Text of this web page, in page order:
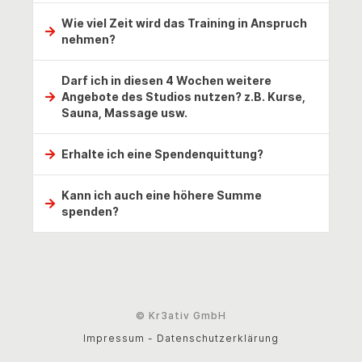
Voraussetzungen mitbringen.
Wie viel Zeit wird das Training in Anspruch
nehmen?
Gesundheitscoach individuell für dich zusammengestellt
und dauert maximal 45 Minuten.
Darf ich in diesen 4 Wochen weitere
Angebote des Studios nutzen? z.B. Kurse,
Sauna, Massage usw.
variiert und somit kannst du es gern mit deinem
ausgewählten Studio absprechen.
Erhalte ich eine Spendenquittung?
gestaffelt dem Sonnenstrahl e.V.. Im Anschluss erstellt
der Verein Spendenquittungen und sendet diese dir per
Post zu.
Kann ich auch eine höhere Summe
spenden?
© Kr3ativ GmbH
Impressum - Datenschutzerklärung